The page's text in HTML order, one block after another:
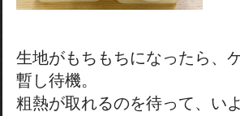
生地がもちもちになったら、
暫し待機。
粗熱が取れるのを待って、い